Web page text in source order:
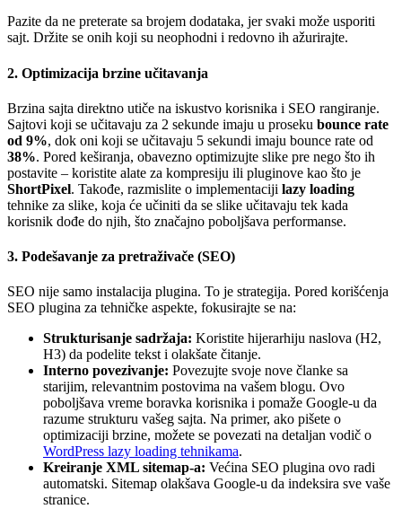
Pazite da ne preterate sa brojem dodataka, jer svaki može usporiti
sajt. Držite se onih koji su neophodni i redovno ih ažurirajte.
2. Optimizacija brzine učitavanja
Brzina sajta direktno utiče na iskustvo korisnika i SEO rangiranje.
Sajtovi koji se učitavaju za 2 sekunde imaju u proseku bounce rate
od 9%, dok oni koji se učitavaju 5 sekundi imaju bounce rate od
38%. Pored keširanja, obavezno optimizujte slike pre nego što ih
postavite – koristite alate za kompresiju ili pluginove kao što je
ShortPixel. Takođe, razmislite o implementaciji lazy loading
tehnike za slike, koja će učiniti da se slike učitavaju tek kada
korisnik dođe do njih, što značajno poboljšava performanse.
3. Podešavanje za pretraživače (SEO)
SEO nije samo instalacija plugina. To je strategija. Pored korišćenja
SEO plugina za tehničke aspekte, fokusirajte se na:
Strukturisanje sadržaja: Koristite hijerarhiju naslova (H2,
H3) da podelite tekst i olakšate čitanje.
Interno povezivanje: Povezujte svoje nove članke sa
starijim, relevantnim postovima na vašem blogu. Ovo
poboljšava vreme boravka korisnika i pomaže Google-u da
razume strukturu vašeg sajta. Na primer, ako pišete o
optimizaciji brzine, možete se povezati na detaljan vodič o
WordPress lazy loading tehnikama.
Kreiranje XML sitemap-a: Većina SEO plugina ovo radi
automatski. Sitemap olakšava Google-u da indeksira sve vaše
stranice.